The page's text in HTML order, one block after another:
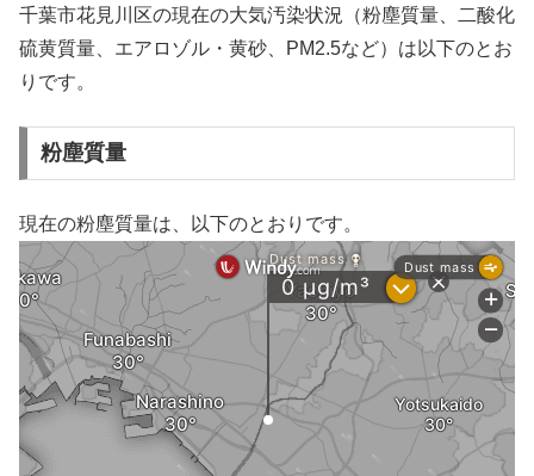
千葉市花見川区の現在の大気汚染状況（粉塵質量、二酸化
硫黄質量、エアロゾル・黄砂、PM2.5など）は以下のとお
りです。
粉塵質量
現在の粉塵質量は、以下のとおりです。